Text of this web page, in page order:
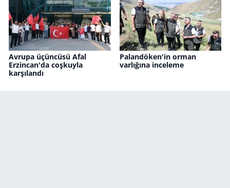
Avrupa üçüncüsü Afal
Erzincan'da coşkuyla
karşılandı
Palandöken'in orman
varlığına inceleme